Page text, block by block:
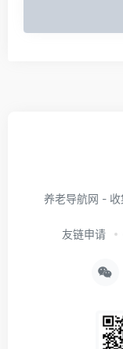
养老导航网 -
友链申请